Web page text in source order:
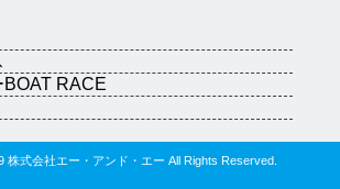
RACE
株式会社エー・アンド・エー All Rights Reserved.